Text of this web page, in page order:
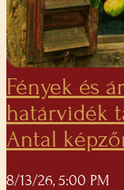
Fények és
határvidék
Antal
8/13/26, 5:00 PM